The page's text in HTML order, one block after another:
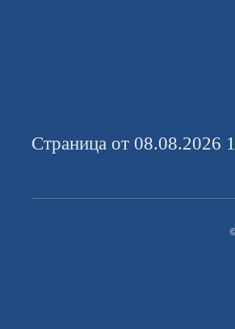
Страница от 08.08.2026